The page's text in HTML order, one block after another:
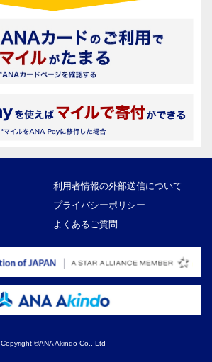
利用者情報の外部送信について
プライバシーポリシー
よくあるご質問
Copyright ©ANA Akindo Co., Ltd